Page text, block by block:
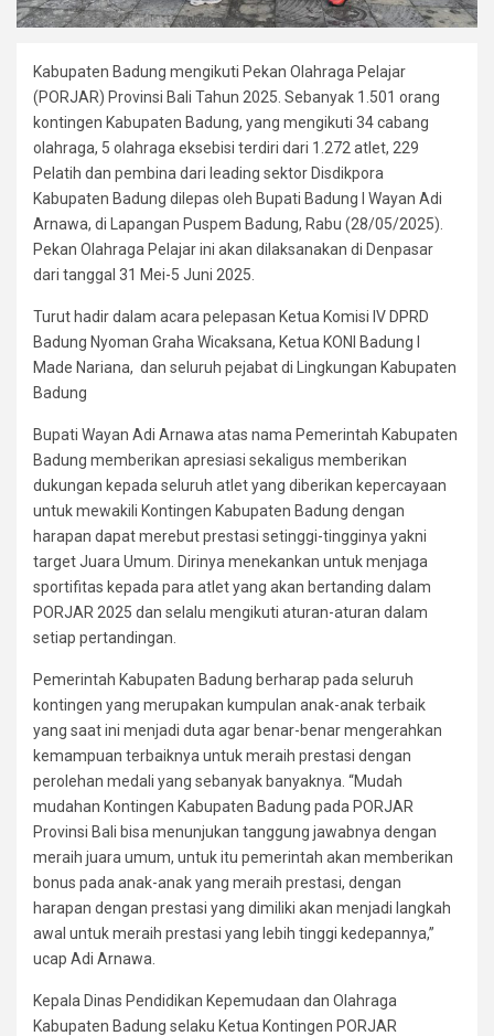
Kabupaten Badung mengikuti Pekan Olahraga Pelajar
(PORJAR) Provinsi Bali Tahun 2025. Sebanyak 1.501 orang
kontingen Kabupaten Badung, yang mengikuti 34 cabang
olahraga, 5 olahraga eksebisi terdiri dari 1.272 atlet, 229
Pelatih dan pembina dari leading sektor Disdikpora
Kabupaten Badung dilepas oleh Bupati Badung I Wayan Adi
Arnawa, di Lapangan Puspem Badung, Rabu (28/05/2025).
Pekan Olahraga Pelajar ini akan dilaksanakan di Denpasar
dari tanggal 31 Mei-5 Juni 2025.
Turut hadir dalam acara pelepasan Ketua Komisi IV DPRD
Badung Nyoman Graha Wicaksana, Ketua KONI Badung I
Made Nariana, dan seluruh pejabat di Lingkungan Kabupaten
Badung
Bupati Wayan Adi Arnawa atas nama Pemerintah Kabupaten
Badung memberikan apresiasi sekaligus memberikan
dukungan kepada seluruh atlet yang diberikan kepercayaan
untuk mewakili Kontingen Kabupaten Badung dengan
harapan dapat merebut prestasi setinggi-tingginya yakni
target Juara Umum. Dirinya menekankan untuk menjaga
sportifitas kepada para atlet yang akan bertanding dalam
PORJAR 2025 dan selalu mengikuti aturan-aturan dalam
setiap pertandingan.
Pemerintah Kabupaten Badung berharap pada seluruh
kontingen yang merupakan kumpulan anak-anak terbaik
yang saat ini menjadi duta agar benar-benar mengerahkan
kemampuan terbaiknya untuk meraih prestasi dengan
perolehan medali yang sebanyak banyaknya. “Mudah
mudahan Kontingen Kabupaten Badung pada PORJAR
Provinsi Bali bisa menunjukan tanggung jawabnya dengan
meraih juara umum, untuk itu pemerintah akan memberikan
bonus pada anak-anak yang meraih prestasi, dengan
harapan dengan prestasi yang dimiliki akan menjadi langkah
awal untuk meraih prestasi yang lebih tinggi kedepannya,”
ucap Adi Arnawa.
Kepala Dinas Pendidikan Kepemudaan dan Olahraga
Kabupaten Badung selaku Ketua Kontingen PORJAR